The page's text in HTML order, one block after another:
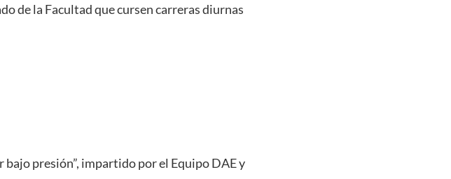
de la Facultad que cursen carreras diurnas
presión”, impartido por el Equipo DAE y